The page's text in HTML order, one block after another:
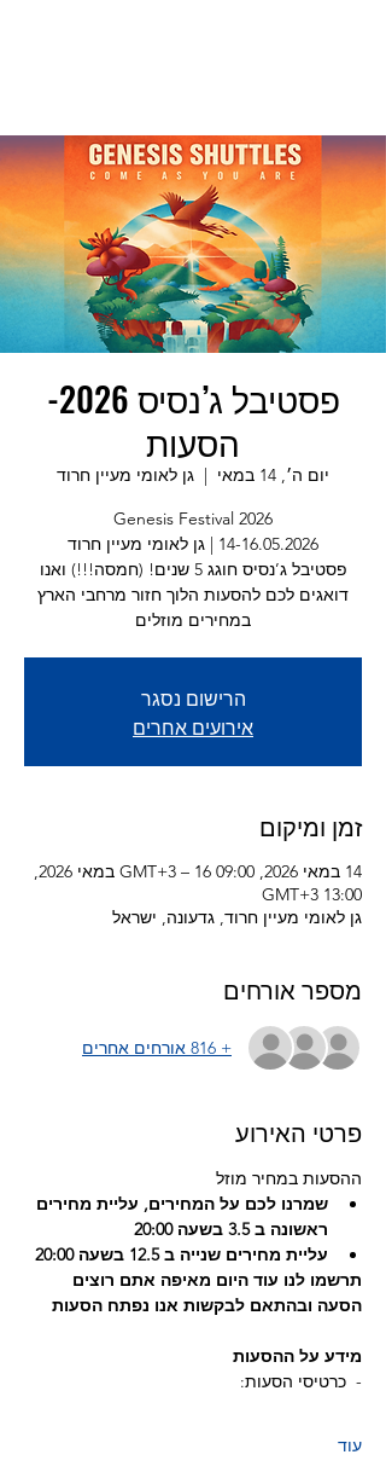
פסטיבל ג’נסיס 2026-
הסעות
יום ה׳, 14 במאי
  |
גן לאומי מעיין חרוד
פסטיבל ג’נסיס חוגג 5 שנים! (חמסה!!!) ואנו
דואגים לכם להסעות הלוך חזור מרחבי הארץ
במחירים מוזלים
הרישום נסגר
אירועים אחרים
זמן ומיקום
14 במאי 2026, 09:00 GMT‎+3‎ – 16 במאי 2026,
13:00 GMT‎+3‎
גן לאומי מעיין חרוד, גדעונה, ישראל
מספר אורחים
+ 816 אורחים אחרים
פרטי האירוע
ההסעות במחיר מוזל
שמרנו לכם על המחירים, עליית מחירים
ראשונה ב 3.5 בשעה 20:00
עליית מחירים שנייה ב 12.5 בשעה 20:00
תרשמו לנו עוד היום מאיפה אתם רוצים
הסעה ובהתאם לבקשות אנו נפתח הסעות
מידע על ההסעות
-  כרטיסי הסעות:
עוד